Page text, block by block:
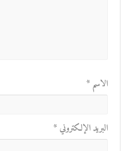
الاسم*
البريد الإلكتروني*